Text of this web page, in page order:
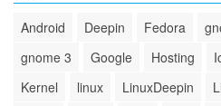
Android Deepin Fedora
gnome 3
Google Hosting
Kernel
linux LinuxDeepin